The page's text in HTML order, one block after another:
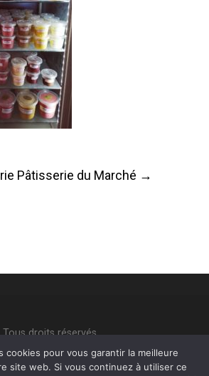
Pâtisserie du Marché →
Tous droits réservés.
site⎮ Mentions légales ⎮Politique de
cookies pour vous garantir la meilleure
site web. Si vous continuez à utiliser ce